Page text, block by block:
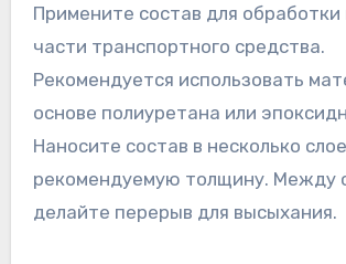
Примените состав для
части транспортного средства.
Рекомендуется использовать
основе полиуретана или
Наносите состав в несколько
рекомендуемую толщину. Между
делайте перерыв для высыхания.